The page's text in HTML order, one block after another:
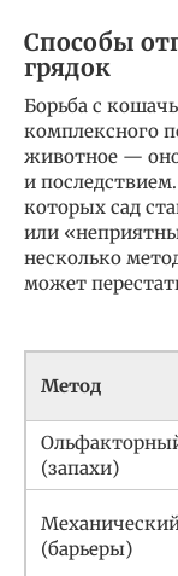
Способы
грядок
Борьба с
комплексного
животное —
и
которых сад
или
несколько
может
Метод
(запахи)
(барьеры)